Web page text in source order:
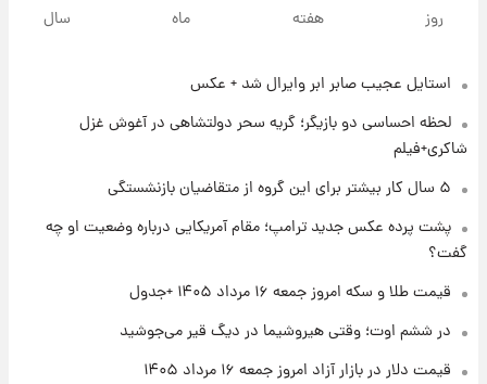
روزها پربارش‌تر خواهند بود؟
۱ روز پیش
شد؛ تیکدری، محبی و سرگیف با اعداد ویژه
۱ روز پیش
شد+فیلم
۱ روز پیش
تغییر تند قیمت محصولات ایران‌خودرو و سایپا
امروز پنجشنبه ۱۵ مرداد ۱۴۰۵ +جدول
روز هفته ماه سال
استایل عجیب صابر ابر وایرال شد + عکس
لحظه احساسی دو بازیگر؛ گریه سحر دولتشاهی در آغوش غزل
شاکری+فیلم
۵ سال کار بیشتر برای این گروه از متقاضیان بازنشستگی
پشت پرده عکس جدید ترامپ؛ مقام آمریکایی درباره وضعیت او چه
گفت؟
قیمت طلا و سکه امروز جمعه ۱۶ مرداد ۱۴۰۵ +جدول
در ششم اوت؛ وقتی هیروشیما در دیگ قیر می‌جوشید
قیمت دلار در بازار آزاد امروز جمعه ۱۶ مرداد ۱۴۰۵